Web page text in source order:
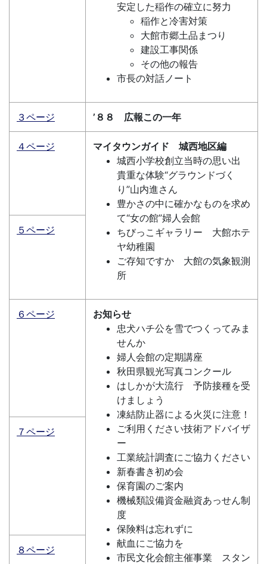
安定した稲作の確立に努力
稲作と冷害対策
大館市郷土品まつり
建設工事関係
その他の報告
市長の対話ノート
３ページ ’８８ 広報この一年
４ページ
マイタウンガイド 城西地区編
城西小学校創立当時の思い出
貴重な体験“グラウンドづく
り”山内進さん
豊かさの中に確かなものを求め
て“女の館”婦人会館
ちびっこギャラリー 大館ホテ
ヤ幼稚園
ご存知ですか 大館の気象観測
所
５ページ
６ページ
お知らせ
忠犬ハチ公を雪でつくってみま
せんか
婦人会館の定期講座
秋田県観光写真コンクール
はしかが大流行 予防接種を受
けましょう
凍結防止器による火災に注意！
ご利用ください技術アドバイザ
ー
工業統計調査にご協力ください
新春書き初め会
保育園のご案内
機械類設備資金融資あっせん制
度
保険料は忘れずに
献血にご協力を
市民文化会館主催事業 スタン
７ページ
８ページ